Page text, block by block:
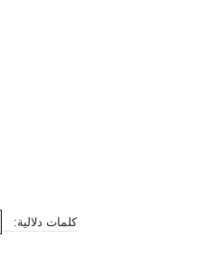
كلمات دلالية: